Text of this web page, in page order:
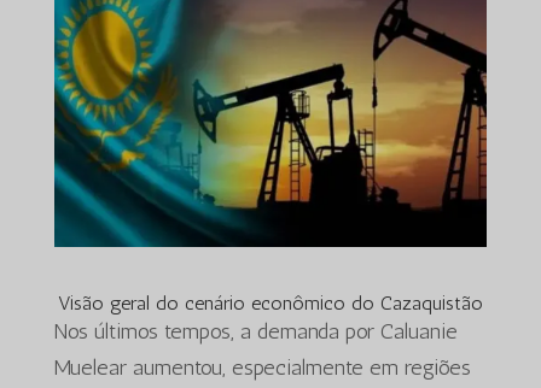
Visão geral do cenário econômico do Cazaquistão
Nos últimos tempos, a demanda por Caluanie
Muelear aumentou, especialmente em regiões